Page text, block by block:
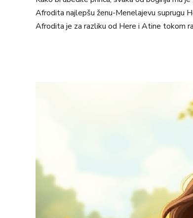
Afrodita najlepšu ženu-Menelajevu suprugu
Afrodita je za razliku od Here i Atine tokom